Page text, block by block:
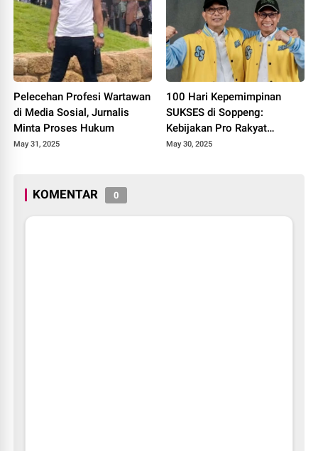
Pelecehan Profesi Wartawan
di Media Sosial, Jurnalis
Minta Proses Hukum
May 31, 2025
100 Hari Kepemimpinan
SUKSES di Soppeng:
Kebijakan Pro Rakyat
Digenjot
May 30, 2025
KOMENTAR 0